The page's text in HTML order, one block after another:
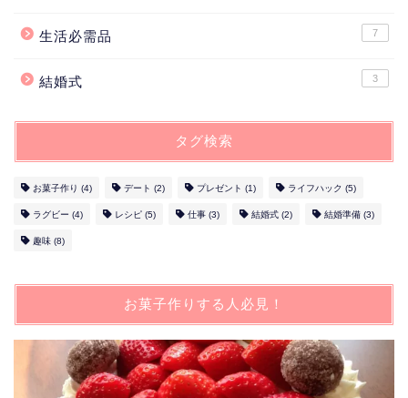
生活必需品 7
結婚式 3
タグ検索
お菓子作り (4) デート (2) プレゼント (1) ライフハック (5)
ラグビー (4) レシピ (5) 仕事 (3) 結婚式 (2) 結婚準備 (3)
趣味 (8)
お菓子作りする人必見！